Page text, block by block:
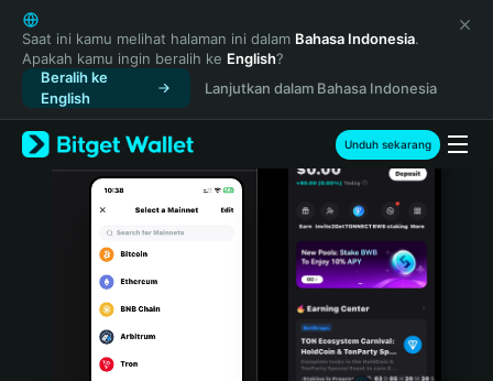
English
日本語
Tiếng Việt
Русский
Español (Latinoamérica)
Türkçe
Italiano
Português (Portugal)
Bahasa Indonesia
Saat ini kamu melihat halaman ini dalam Bahasa Indonesia.
Apakah kamu ingin beralih ke English?
Beralih ke
English
Lanjutkan dalam Bahasa Indonesia
Unduh sekarang